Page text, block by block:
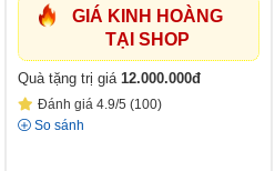
GIÁ KINH HOÀNG
TẠI SHOP
Quà tặng trị giá 12.000.000đ
Đánh giá 4.9/5 (100)
So sánh